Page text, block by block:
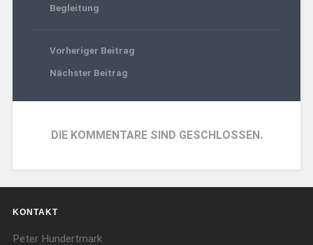
Begleitung
Vorheriger Beitrag
Nächster Beitrag
DIE KOMMENTARE SIND GESCHLOSSEN.
KONTAKT
Peter Hundertmark